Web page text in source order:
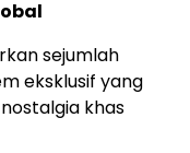
sejumlah
eksklusif yang
khas